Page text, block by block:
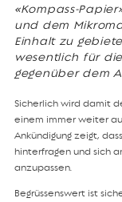
«Kompass-
und dem
Einhalt zu
wesentlich für
gegenüber dem
Sicherlich wird damit
einem immer weiter
Ankündigung zeigt,
hinterfragen und sich
anzupassen.
Begrüssenswert ist